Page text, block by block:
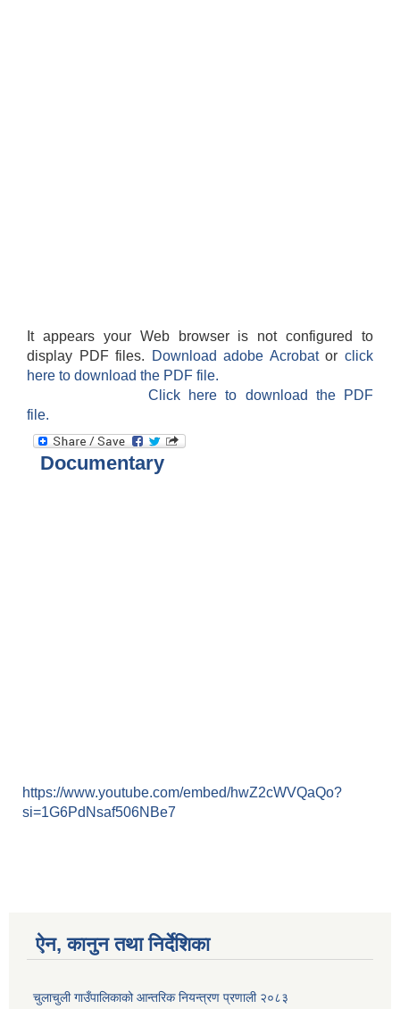
It appears your Web browser is not configured to
display PDF files.
Download adobe Acrobatorclick
here to download the PDF file.
Click here to download the PDF
file.
Documentary
https://www.youtube.com/embed/hwZ2cWVQaQo?
si=1G6PdNsaf506NBe7
ऐन, कानुन तथा निर्देशिका
चुलाचुली गाउँपालिकाको आन्तरिक नियन्त्रण प्रणाली २०८३